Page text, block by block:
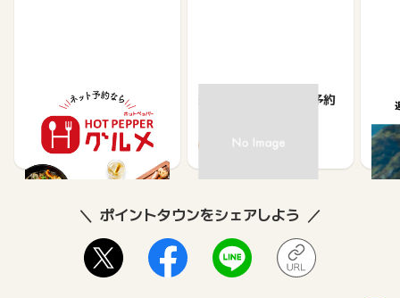
【ホットペッパーグル
メ】レストラン予約
85
楽天ぐるなびネット予約
80
遊
ッ
ュー
ポイントタウンをシェアしよう